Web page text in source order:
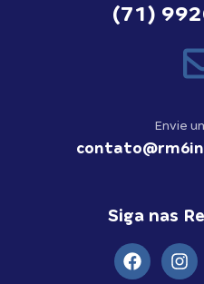
(71)
Envie
Siga nas